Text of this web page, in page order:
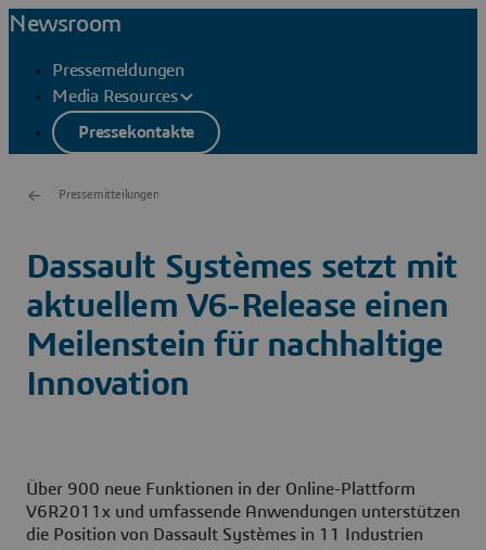
Newsroom
Pressemeldungen
Media Resources
Pressekontakte
Pressemitteilungen
Dassault Systèmes setzt mit
aktuellem V6-Release einen
Meilenstein für nachhaltige
Innovation
Über 900 neue Funktionen in der Online-Plattform
V6R2011x und umfassende Anwendungen unterstützen
die Position von Dassault Systèmes in 11 Industrien